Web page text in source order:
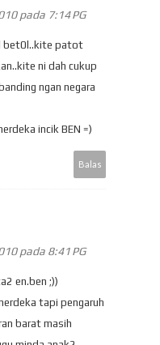
pada 7:14 PG
bet0l..kite patot
ni dah cukup
ngan negara
incik BEN =)
Balas
pada 8:41 PG
en.ben ;))
tapi pengaruh
barat masih